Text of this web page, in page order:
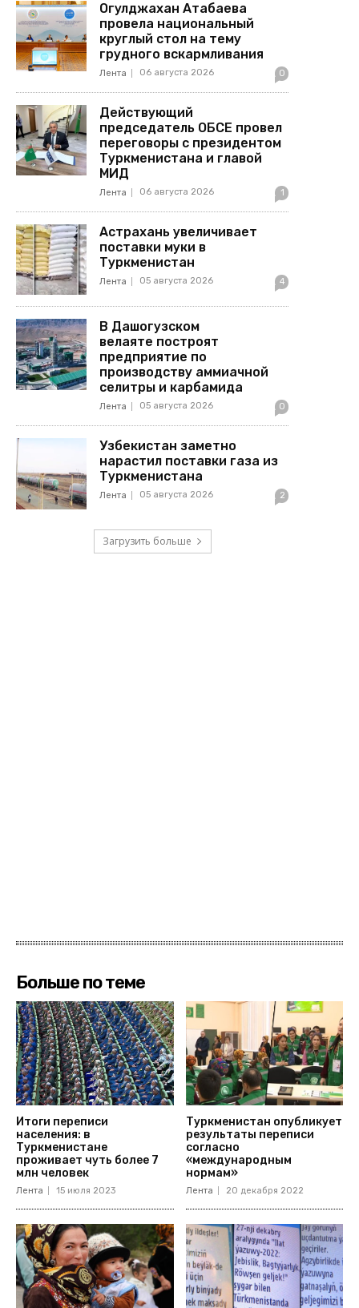
Огулджахан Атабаева
провела национальный
круглый стол на тему
грудного вскармливания
Лента 06 августа 2026 0
Действующий
председатель ОБСЕ провел
переговоры с президентом
Туркменистана и главой
МИД
Лента 06 августа 2026 1
Астрахань увеличивает
поставки муки в
Туркменистан
Лента 05 августа 2026 4
В Дашогузском
велаяте построят
предприятие по
производству аммиачной
селитры и карбамида
Лента 05 августа 2026 0
Узбекистан заметно
нарастил поставки газа из
Туркменистана
Лента 05 августа 2026 2
Загрузить больше
Больше по теме
Итоги переписи
населения: в
Туркменистане
проживает чуть более 7
млн человек
Лента 15 июля 2023
Туркменистан опубликует
результаты переписи
согласно
«международным
нормам»
Лента 20 декабря 2022